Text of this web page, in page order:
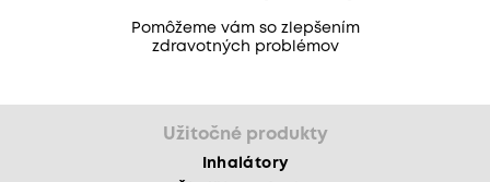
Pomôžeme vám so zlepšením
zdravotných problémov
Užitočné produkty
Inhalátory